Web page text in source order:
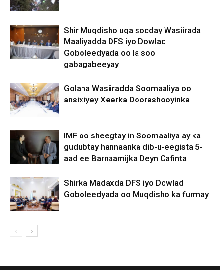
Shir Muqdisho uga socday Wasiirada
Maaliyadda DFS iyo Dowlad
Goboleedyada oo la soo
gabagabeeyay
Golaha Wasiiradda Soomaaliya oo
ansixiyey Xeerka Doorashooyinka
IMF oo sheegtay in Soomaaliya ay ka
gudubtay hannaanka dib-u-eegista 5-
aad ee Barnaamijka Deyn Cafinta
Shirka Madaxda DFS iyo Dowlad
Goboleedyada oo Muqdisho ka furmay